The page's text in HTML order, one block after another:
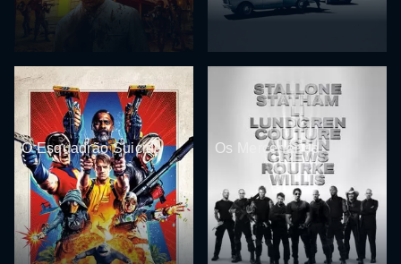
O Esquadrão Suicida Os Mercenários